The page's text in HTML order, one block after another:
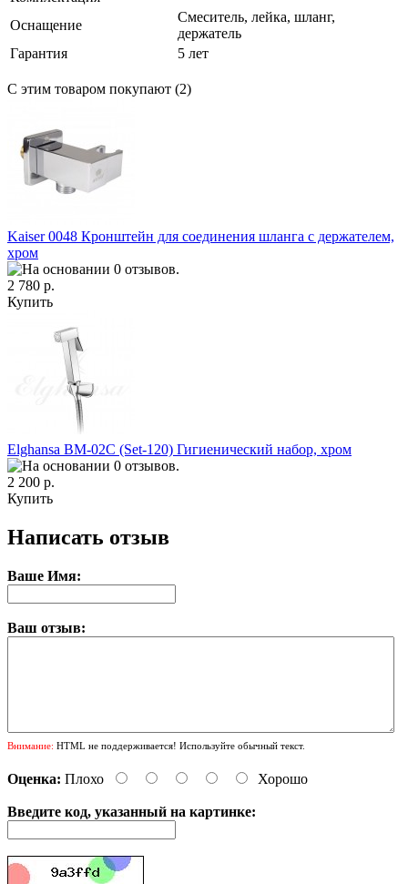
Оснащение
Смеситель, лейка, шланг,
держатель
Гарантия
5 лет
С этим товаром покупают (2)
Kaiser 0048 Кронштейн для соединения шланга с держателем,
хром
2 780 р.
Купить
Elghansa BM-02C (Set-120) Гигиенический набор, хром
2 200 р.
Купить
Написать отзыв
Ваше Имя:
Ваш отзыв:
Внимание: HTML не поддерживается! Используйте обычный текст.
Оценка: Плохо Хорошо
Введите код, указанный на картинке: